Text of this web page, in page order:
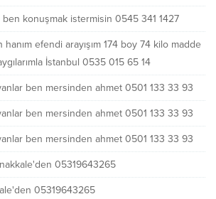
ben konuşmak istermisin 0545 341 1427
efendi arayışım 174 boy 74 kilo madde
İstanbul 0535 015 65 14
ben mersinden ahmet 0501 133 33 93
ben mersinden ahmet 0501 133 33 93
ben mersinden ahmet 0501 133 33 93
05319643265
05319643265